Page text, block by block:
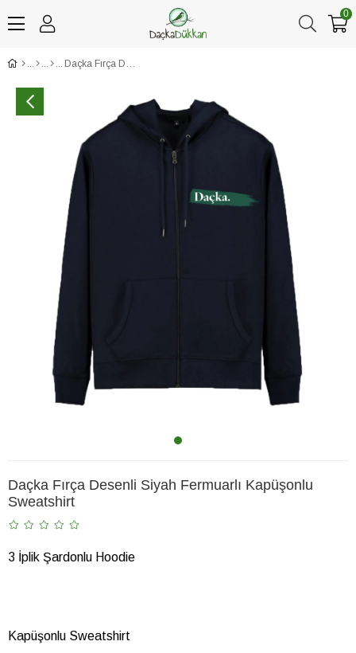
0
Daçka Fırça Desenli Siyah Fermuarlı Kapüşonlu Sweatshirt
Daçka Fırça Desenli Siyah Fermuarlı Kapüşonlu
Sweatshirt
3 İplik Şardonlu Hoodie
Kapüşonlu Sweatshirt